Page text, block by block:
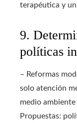
terapéutica y
9.
políticas
– Reformas
solo atención
medio
Propuestas: